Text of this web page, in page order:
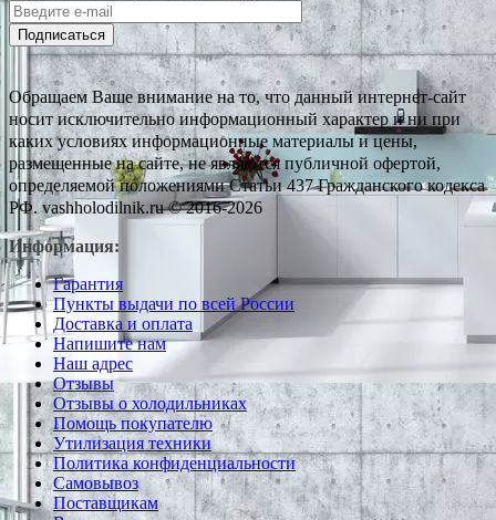
Подписаться
Обращаем Ваше внимание на то, что данный интернет-сайт
носит исключительно информационный характер и ни при
каких условиях информационные материалы и цены,
размещенные на сайте, не являются публичной офертой,
определяемой положениями Статьи 437 Гражданского кодекса
РФ. vashholodilnik.ru © 2016-2026
Информация:
Гарантия
Пункты выдачи по всей России
Доставка и оплата
Напишите нам
Наш адрес
Отзывы
Отзывы о холодильниках
Помощь покупателю
Утилизация техники
Политика конфиденциальности
Самовывоз
Поставщикам